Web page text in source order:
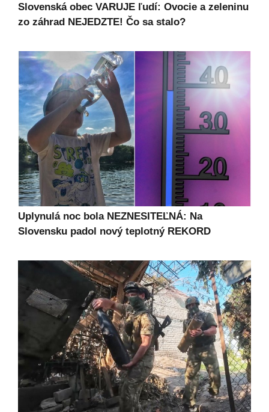
Slovenská obec VARUJE ľudí: Ovocie a zeleninu
zo záhrad NEJEDZTE! Čo sa stalo?
Uplynulá noc bola NEZNESITEĽNÁ: Na
Slovensku padol nový teplotný REKORD